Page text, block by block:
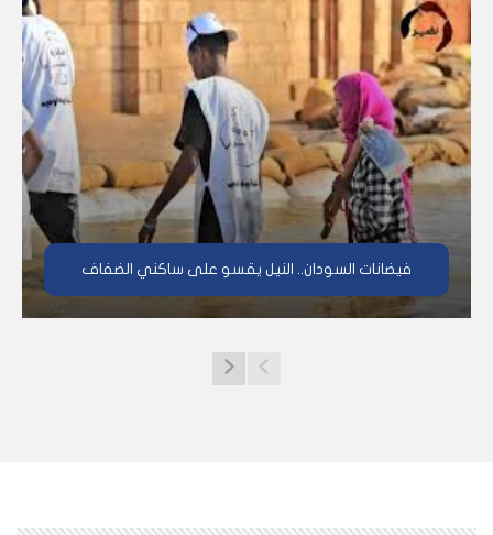
فيضانات السودان.. النيل يقسو على ساكني الضفاف